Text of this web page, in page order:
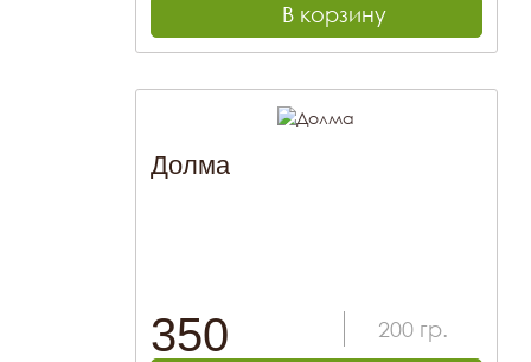
В корзину
Долма
350 200 гр.